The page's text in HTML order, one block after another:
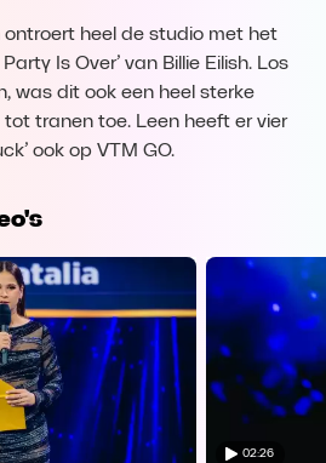
ontroert heel de studio met het
Is Over’ van Billie Eilish. Los
was dit ook een heel sterke
tranen toe. Leen heeft er vier
ook op VTM GO.
02:26